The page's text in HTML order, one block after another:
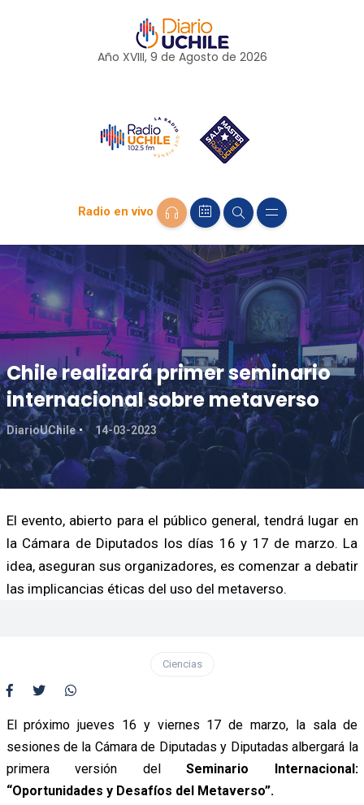
Año XVIII, 9 de Agosto de 2026
Radio en vivo
Chile realizará primer seminario
internacional sobre metaverso
DiarioUChile 14-03-2023
El evento, abierto para el público general, tendrá lugar en
la Cámara de Diputados los días 16 y 17 de marzo. La
idea, aseguran sus organizadores, es comenzar a debatir
las implicancias éticas del uso del metaverso.
Ciencias
El próximo jueves 16 y viernes 17 de marzo, la sala de
sesiones de la Cámara de Diputadas y Diputadas albergará la
primera versión del Seminario Internacional:
“Oportunidades y Desafíos del Metaverso”.